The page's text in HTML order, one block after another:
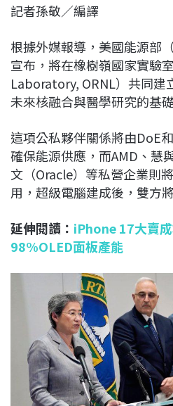
c
b
o
o
k
n
a
d
s
e
d
I
n
L
i
n
k
記者孫敬／編譯
根據外媒報導，美國能源部
宣布，將在橡樹嶺國家實驗
Laboratory, ORNL）共同建
未來核融合與醫學研究的基
這項公私夥伴關係將由DoE
確保能源供應，而AMD、慧
文（Oracle）等私營企業則
用，超級電腦建成後，雙方
延伸閱讀： iPhone 17大賣
98%OLED面板產能